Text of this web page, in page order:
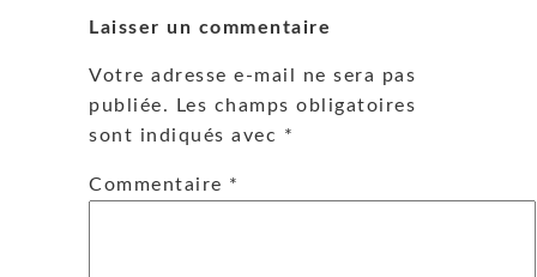
Laisser un commentaire
Votre adresse e-mail ne sera pas
publiée.
Les champs obligatoires
sont indiqués avec *
Commentaire *